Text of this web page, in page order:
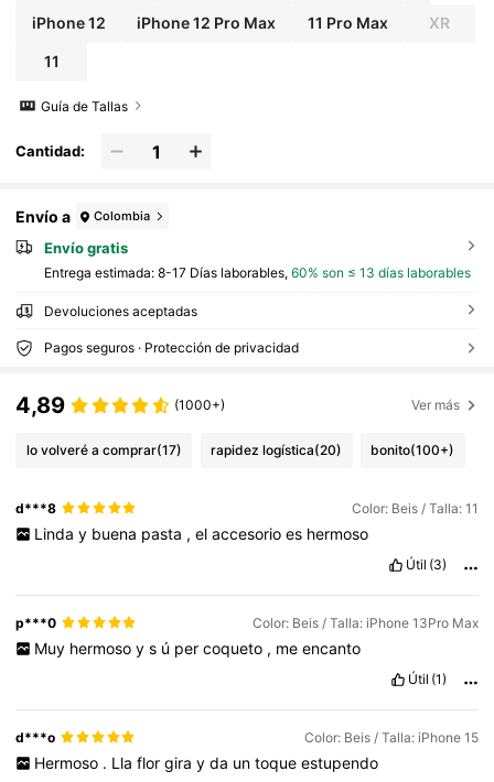
iPhone 12 iPhone 12 Pro Max 11 Pro Max XR
11
Guía de Tallas
Cantidad:
Envío a Colombia
Envío gratis
Entrega estimada: 8-17 Días laborables, 60% son ≤ 13 días laborables
Devoluciones aceptadas
Pagos seguros · Protección de privacidad
4,89 (1000+) Ver más
lo volveré a comprar(17) rapidez logística(20) bonito(100+)
d***8 Color: Beis / Talla: 11
Linda y buena pasta , el accesorio es hermoso
Útil (3)
p***0 Color: Beis / Talla: iPhone 13Pro Max
Muy hermoso y s ú per coqueto , me encanto
Útil (1)
d***o Color: Beis / Talla: iPhone 15
Hermoso . Lla flor gira y da un toque estupendo